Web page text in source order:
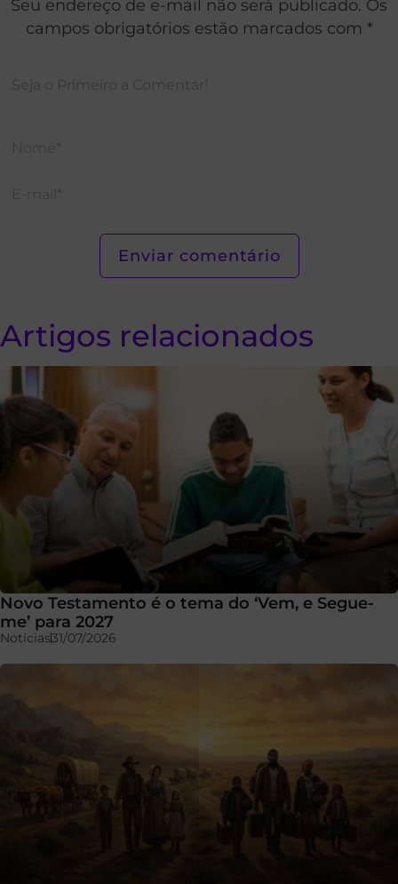
Seu endereço de e-mail não será publicado. Os
campos obrigatórios estão marcados com *
Artigos relacionados
Novo Testamento é o tema do ‘Vem, e Segue-
me’ para 2027
Notícias31/07/2026